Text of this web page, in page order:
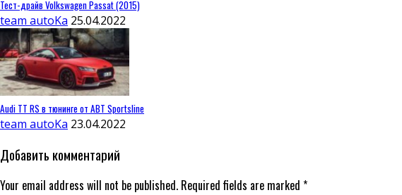
Тест-драйв Volkswagen Passat (2015)
team autoKa 25.04.2022
Audi TT RS в тюнинге от ABT Sportsline
team autoKa 23.04.2022
Добавить комментарий
Your email address will not be published. Required fields are marked *